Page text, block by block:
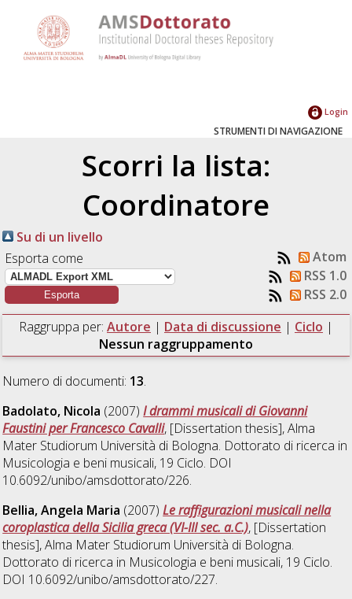
Login
STRUMENTI DI NAVIGAZIONE
Scorri la lista:
Coordinatore
Su di un livello
Esporta come
Atom
RSS 1.0
RSS 2.0
Raggruppa per: Autore | Data di discussione | Ciclo |
Nessun raggruppamento
Numero di documenti: 13.
Badolato, Nicola (2007)I drammi musicali di Giovanni
Faustini per Francesco Cavalli, [Dissertation thesis], Alma
Mater Studiorum Università di Bologna. Dottorato di ricerca in
Musicologia e beni musicali, 19 Ciclo. DOI
10.6092/unibo/amsdottorato/226.
Bellia, Angela Maria (2007)Le raffigurazioni musicali nella
coroplastica della Sicilia greca (VI-III sec. a.C.), [Dissertation
thesis], Alma Mater Studiorum Università di Bologna.
Dottorato di ricerca in Musicologia e beni musicali, 19 Ciclo.
DOI 10.6092/unibo/amsdottorato/227.